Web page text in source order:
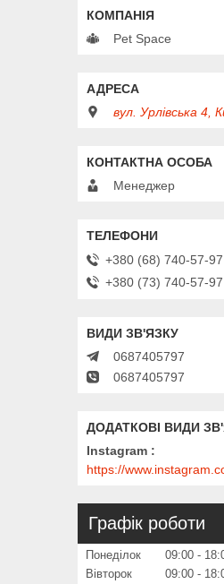
Pet Space
вул. Урлівська 4,
Менеджер
+380 (68) 740-57-97
+380 (73) 740-57-97
0687405797
0687405797
Instagram
Графік роботи
Понеділок 09:00
Вівторок
09:00